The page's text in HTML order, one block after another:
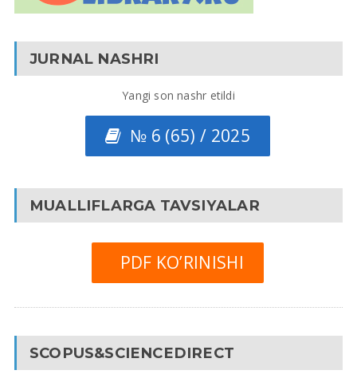
JURNAL NASHRI
Yangi son nashr etildi
№ 6 (65) / 2025
MUALLIFLARGA TAVSIYALAR
PDF KO’RINISHI
SCOPUS&SCIENCEDIRECT